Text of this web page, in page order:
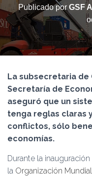
Publicado por GSF
La subsecretaria
Secretaría de
aseguró que un
tenga reglas claras
conflictos, sólo
economías.
Durante la
la Organización